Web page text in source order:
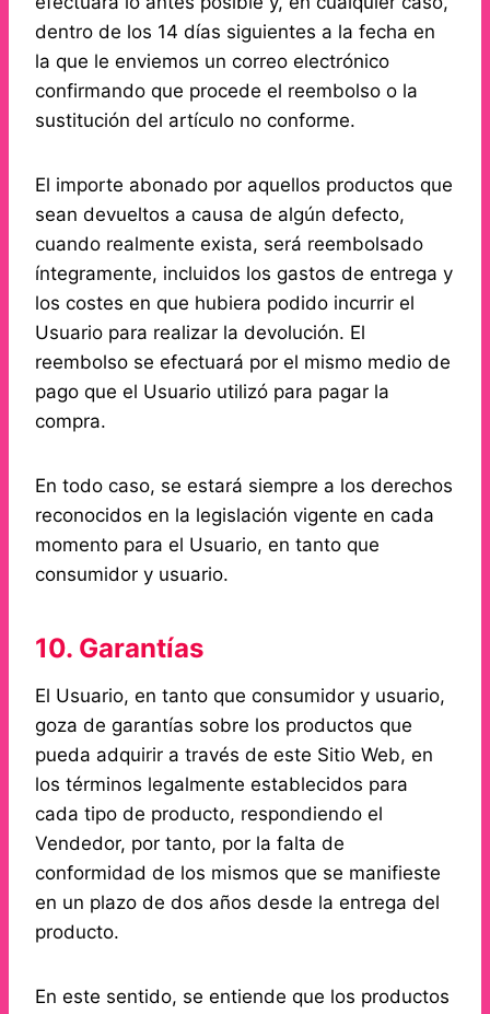
dentro de los 14 días siguientes a la fecha en
la que le enviemos un correo electrónico
confirmando que procede el reembolso o la
sustitución del artículo no conforme.
El importe abonado por aquellos productos que
sean devueltos a causa de algún defecto,
cuando realmente exista, será reembolsado
íntegramente, incluidos los gastos de entrega y
los costes en que hubiera podido incurrir el
Usuario para realizar la devolución. El
reembolso se efectuará por el mismo medio de
pago que el Usuario utilizó para pagar la
compra.
En todo caso, se estará siempre a los derechos
reconocidos en la legislación vigente en cada
momento para el Usuario, en tanto que
consumidor y usuario.
10. Garantías
El Usuario, en tanto que consumidor y usuario,
goza de garantías sobre los productos que
pueda adquirir a través de este Sitio Web, en
los términos legalmente establecidos para
cada tipo de producto, respondiendo el
Vendedor, por tanto, por la falta de
conformidad de los mismos que se manifieste
en un plazo de dos años desde la entrega del
producto.
En este sentido, se entiende que los productos